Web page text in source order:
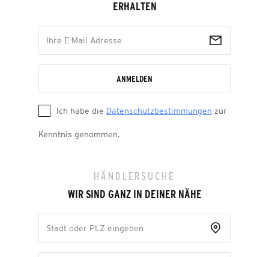
ERHALTEN
ANMELDEN
Ich habe die Datenschutzbestimmungen zur
Kenntnis genommen.
HÄNDLERSUCHE
WIR SIND GANZ IN DEINER NÄHE